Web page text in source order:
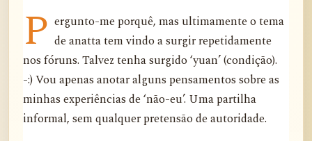
P ergunto-me porquê, mas ultimamente o tema
de anatta tem vindo a surgir repetidamente
nos fóruns. Talvez tenha surgido ‘yuan’ (condição).
-:) Vou apenas anotar alguns pensamentos sobre as
minhas experiências de ‘não-eu’. Uma partilha
informal, sem qualquer pretensão de autoridade.